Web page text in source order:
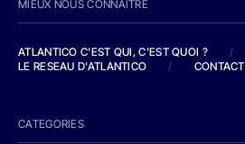
MIEUX NOUS CONNAITRE
ATLANTICO C'EST QUI, C'EST QUOI ?
/
LE RESEAU D'ATLANTICO
/ CONTACT
CATEGORIES